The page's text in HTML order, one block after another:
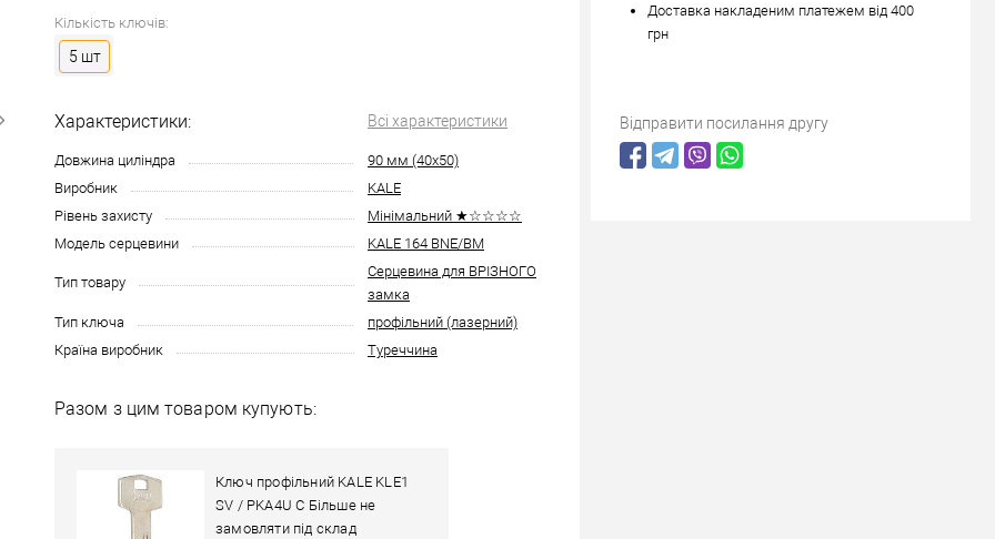
Кількість ключів:
5 шт
Характеристики: Всі характеристики
Довжина циліндра
90 мм (40x50)
Виробник
KALE
Рівень захисту
Мінімальний ★☆☆☆☆
Модель серцевини
KALE 164 BNE/BM
Тип товару
Серцевина для ВРІЗНОГО
замка
Тип ключа
профільний (лазерний)
Країна виробник
Туреччина
Разом з цим товаром купують:
Ключ профільний KALE KLE1
SV / PKA4U C Більше не
замовляти під склад
Доставка накладеним платежем від 400
грн
Відправити посилання другу